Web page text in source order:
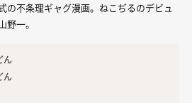
の不条理ギャグ漫画。ねこぢるのデビュ
一。
ん
ん